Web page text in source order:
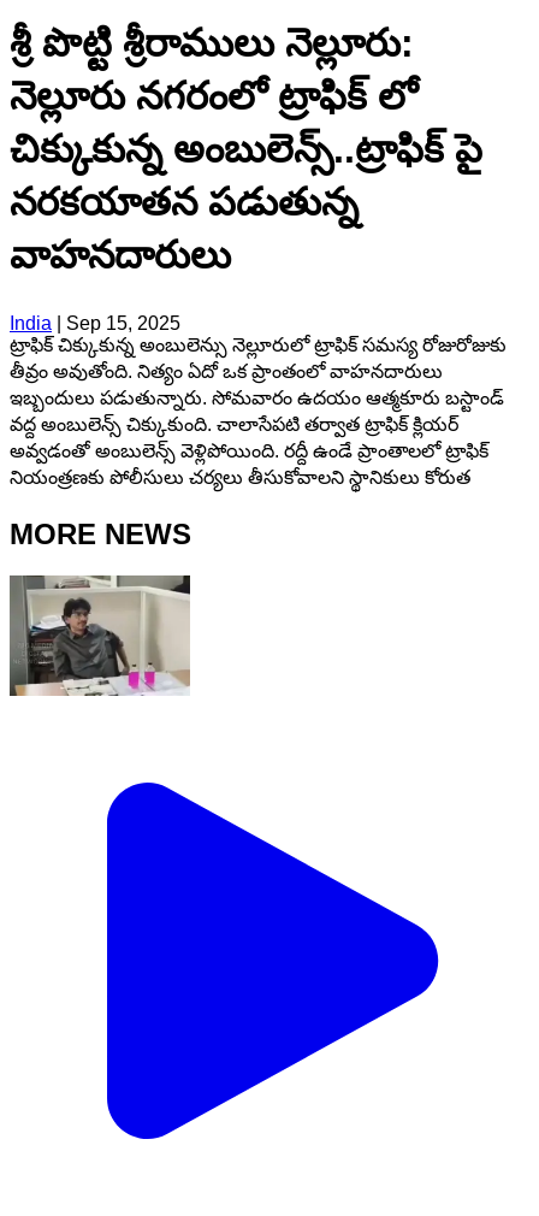
శ్రీ పొట్టి శ్రీరాములు నెల్లూరు:
నెల్లూరు నగరంలో ట్రాఫిక్ లో
చిక్కుకున్న అంబులెన్స్..ట్రాఫిక్ పై
నరకయాతన పడుతున్న
వాహనదారులు
India
Sep 15, 2025
ట్రాఫిక్ చిక్కుకున్న అంబులెన్సు నెల్లూరులో ట్రాఫిక్ సమస్య రోజురోజుకు
తీవ్రం అవుతోంది. నిత్యం ఏదో ఒక ప్రాంతంలో వాహనదారులు
ఇబ్బందులు పడుతున్నారు. సోమవారం ఉదయం ఆత్మకూరు బస్టాండ్
వద్ద అంబులెన్స్ చిక్కుకుంది. చాలాసేపటి తర్వాత ట్రాఫిక్ క్లియర్
అవ్వడంతో అంబులెన్స్ వెళ్లిపోయింది. రద్దీ ఉండే ప్రాంతాలలో ట్రాఫిక్
నియంత్రణకు పోలీసులు చర్యలు తీసుకోవాలని స్థానికులు కోరుత
MORE NEWS